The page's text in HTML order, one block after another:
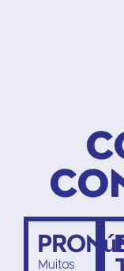
Muitos